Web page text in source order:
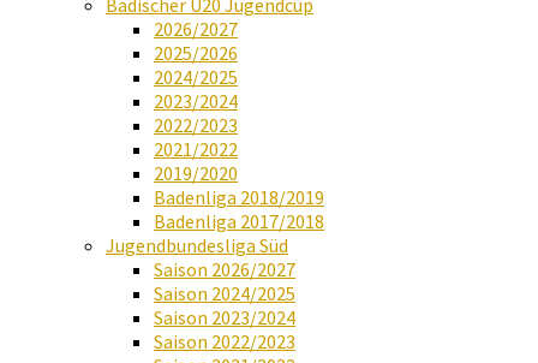
Badischer U20 Jugendcup
2026/2027
2025/2026
2024/2025
2023/2024
2022/2023
2021/2022
2019/2020
Badenliga 2018/2019
Badenliga 2017/2018
Jugendbundesliga Süd
Saison 2026/2027
Saison 2024/2025
Saison 2023/2024
Saison 2022/2023